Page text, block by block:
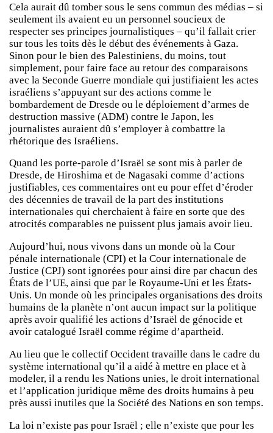
Cela aurait dû tomber sous le sens commun des médias – si
seulement ils avaient eu un personnel soucieux de
respecter ses principes journalistiques – qu’il fallait crier
sur tous les toits dès le début des événements à Gaza.
Sinon pour le bien des Palestiniens, du moins, tout
simplement, pour faire face au retour des comparaisons
avec la Seconde Guerre mondiale qui justifiaient les actes
israéliens s’appuyant sur des actions comme le
bombardement de Dresde ou le déploiement d’armes de
destruction massive (ADM) contre le Japon, les
journalistes auraient dû s’employer à combattre la
rhétorique des Israéliens.
Quand les porte-parole d’Israël se sont mis à parler de
Dresde, de Hiroshima et de Nagasaki comme d’actions
justifiables, ces commentaires ont eu pour effet d’éroder
des décennies de travail de la part des institutions
internationales qui cherchaient à faire en sorte que des
atrocités comparables ne puissent plus jamais avoir lieu.
Aujourd’hui, nous vivons dans un monde où la Cour
pénale internationale (CPI) et la Cour internationale de
Justice (CPJ) sont ignorées pour ainsi dire par chacun des
États de l’UE, ainsi que par le Royaume-Uni et les États-
Unis. Un monde où les principales organisations des droits
humains de la planète n’ont aucun impact sur la politique
après avoir qualifié les actions d’Israël de génocide et
avoir catalogué Israël comme régime d’apartheid.
Au lieu que le collectif Occident travaille dans le cadre du
système international qu’il a aidé à mettre en place et à
modeler, il a rendu les Nations unies, le droit international
et l’application juridique même des droits humains à peu
près aussi inutiles que la Société des Nations en son temps.
La loi n’existe pas pour Israël ; elle n’existe que pour les